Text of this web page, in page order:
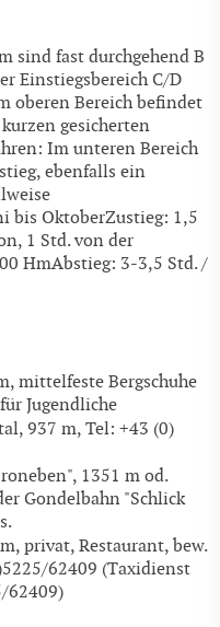
sind fast durchgehend B
Einstiegsbereich C/D
oberen Bereich befindet
gesicherten
Im unteren Bereich
ebenfalls ein
bis OktoberZustieg: 1,5
1 Std. von der
HmAbstieg: 3-3,5 Std. /
mittelfeste Bergschuhe
Jugendliche
937 m, Tel: +43 (0)
1351 m od.
Gondelbahn "Schlick
privat, Restaurant, bew.
62409 (Taxidienst
62409)